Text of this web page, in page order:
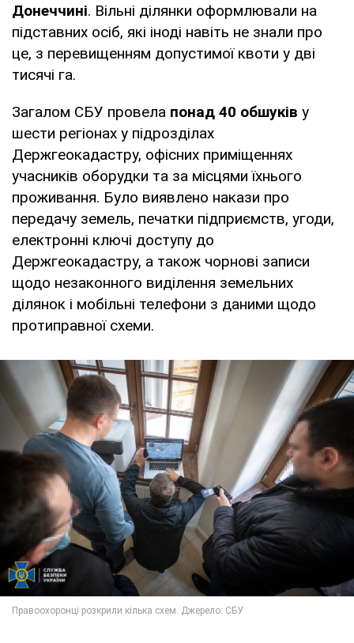
Донеччині. Вільні ділянки оформлювали на
підставних осіб, які іноді навіть не знали про
це, з перевищенням допустимої квоти у дві
тисячі га.
Загалом СБУ провела понад 40 обшуків у
шести регіонах у підрозділах
Держгеокадастру, офісних приміщеннях
учасників оборудки та за місцями їхнього
проживання. Було виявлено накази про
передачу земель, печатки підприємств, угоди,
електронні ключі доступу до
Держгеокадастру, а також чорнові записи
щодо незаконного виділення земельних
ділянок і мобільні телефони з даними щодо
протиправної схеми.